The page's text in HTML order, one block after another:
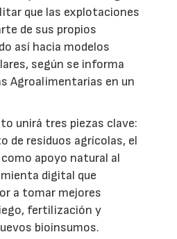
que las explotaciones
de sus propios
así hacia modelos
según se informa
Agroalimentarias en un
unirá tres piezas clave:
de residuos agrícolas, el
apoyo natural al
digital que
a tomar mejores
fertilización y
bioinsumos.